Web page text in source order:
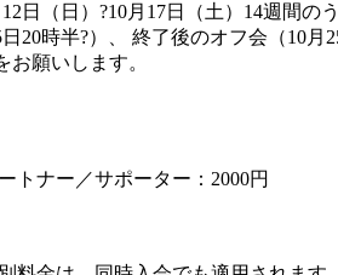
日（日）?10月17日（土）14週間の
20時半?）、 終了後のオフ会（10
お願いします。
トナー／サポーター：2000円